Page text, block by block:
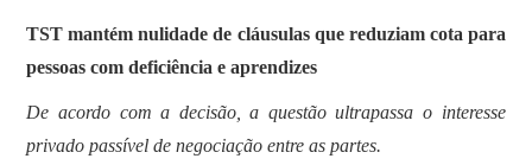
TST mantém nulidade de cláusulas que reduziam cota para
pessoas com deficiência e aprendizes
De acordo com a decisão, a questão ultrapassa o interesse
privado passível de negociação entre as partes.